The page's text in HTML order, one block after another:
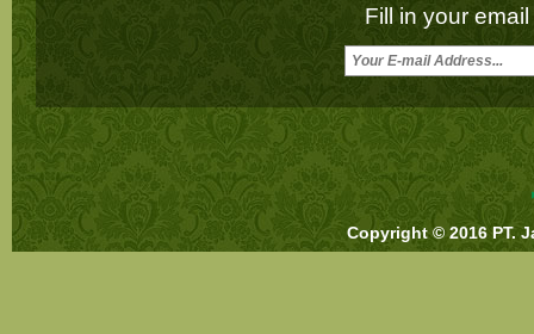
Fill in your
Copyright © 2016 PT.